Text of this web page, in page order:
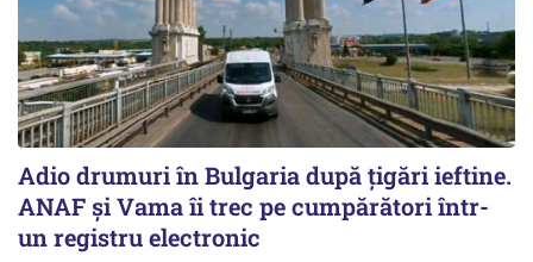
Adio drumuri în Bulgaria după țigări ieftine.
ANAF și Vama îi trec pe cumpărători într-
un registru electronic